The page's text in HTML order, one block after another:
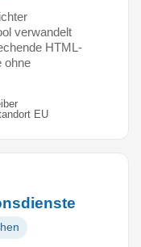
verwandelt
HTML-
ohne
EU